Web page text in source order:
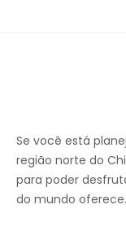
Se você está
região norte do
para poder
do mundo oferece.